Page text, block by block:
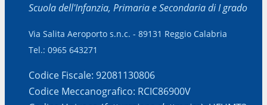
Scuola dell'Infanzia, Primaria e Secondaria di I grado
Via Salita Aeroporto s.n.c. - 89131 Reggio Calabria
Tel.: 0965 643271
Codice Fiscale: 92081130806
Codice Meccanografico: RCIC86900V